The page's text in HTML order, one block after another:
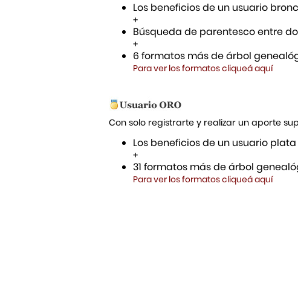
Los beneficios de un usuario
+
Búsqueda de parentesco entre
+
6 formatos más de árbol
Para ver los formatos cliqueá aquí
Con solo registrarte y realizar un aporte
Los beneficios de un usuario plata
+
31 formatos más de árbol
Para ver los formatos cliqueá aquí